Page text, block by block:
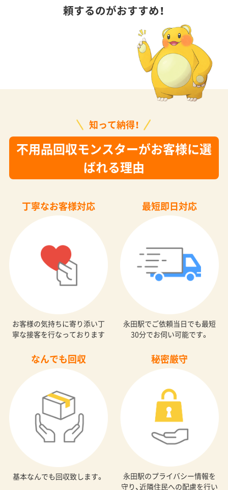
頼するのがおすすめ！
知って納得！
不用品回収モンスターがお客様に選
ばれる理由
丁寧なお客様対応
お客様の気持ちに寄り添い丁
寧な接客を行なっております
最短即日対応
永田駅でご依頼当日でも最短
30分でお伺い可能です。
なんでも回収
基本なんでも回収致します。
秘密厳守
永田駅のプライバシー情報を
守り、近隣住民への配慮を行い